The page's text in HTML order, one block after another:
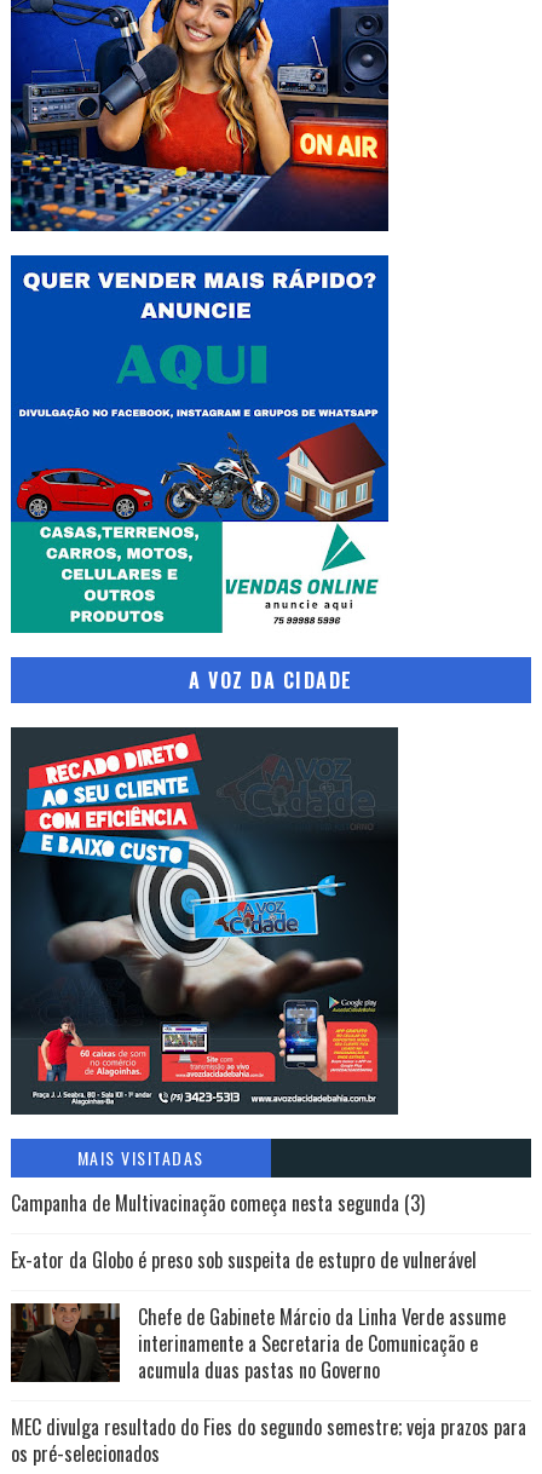
A VOZ DA CIDADE
MAIS VISITADAS
Campanha de Multivacinação começa nesta segunda (3)
Ex-ator da Globo é preso sob suspeita de estupro de vulnerável
Chefe de Gabinete Márcio da Linha Verde assume
interinamente a Secretaria de Comunicação e
acumula duas pastas no Governo
MEC divulga resultado do Fies do segundo semestre; veja prazos para
os pré-selecionados